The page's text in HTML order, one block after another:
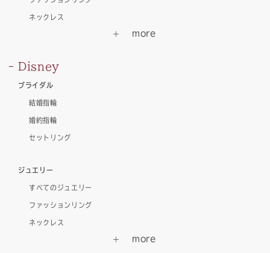
ネックレス
Disney
ブライダル
結婚指輪
婚約指輪
セットリング
ジュエリー
すべてのジュエリー
ファッションリング
ネックレス